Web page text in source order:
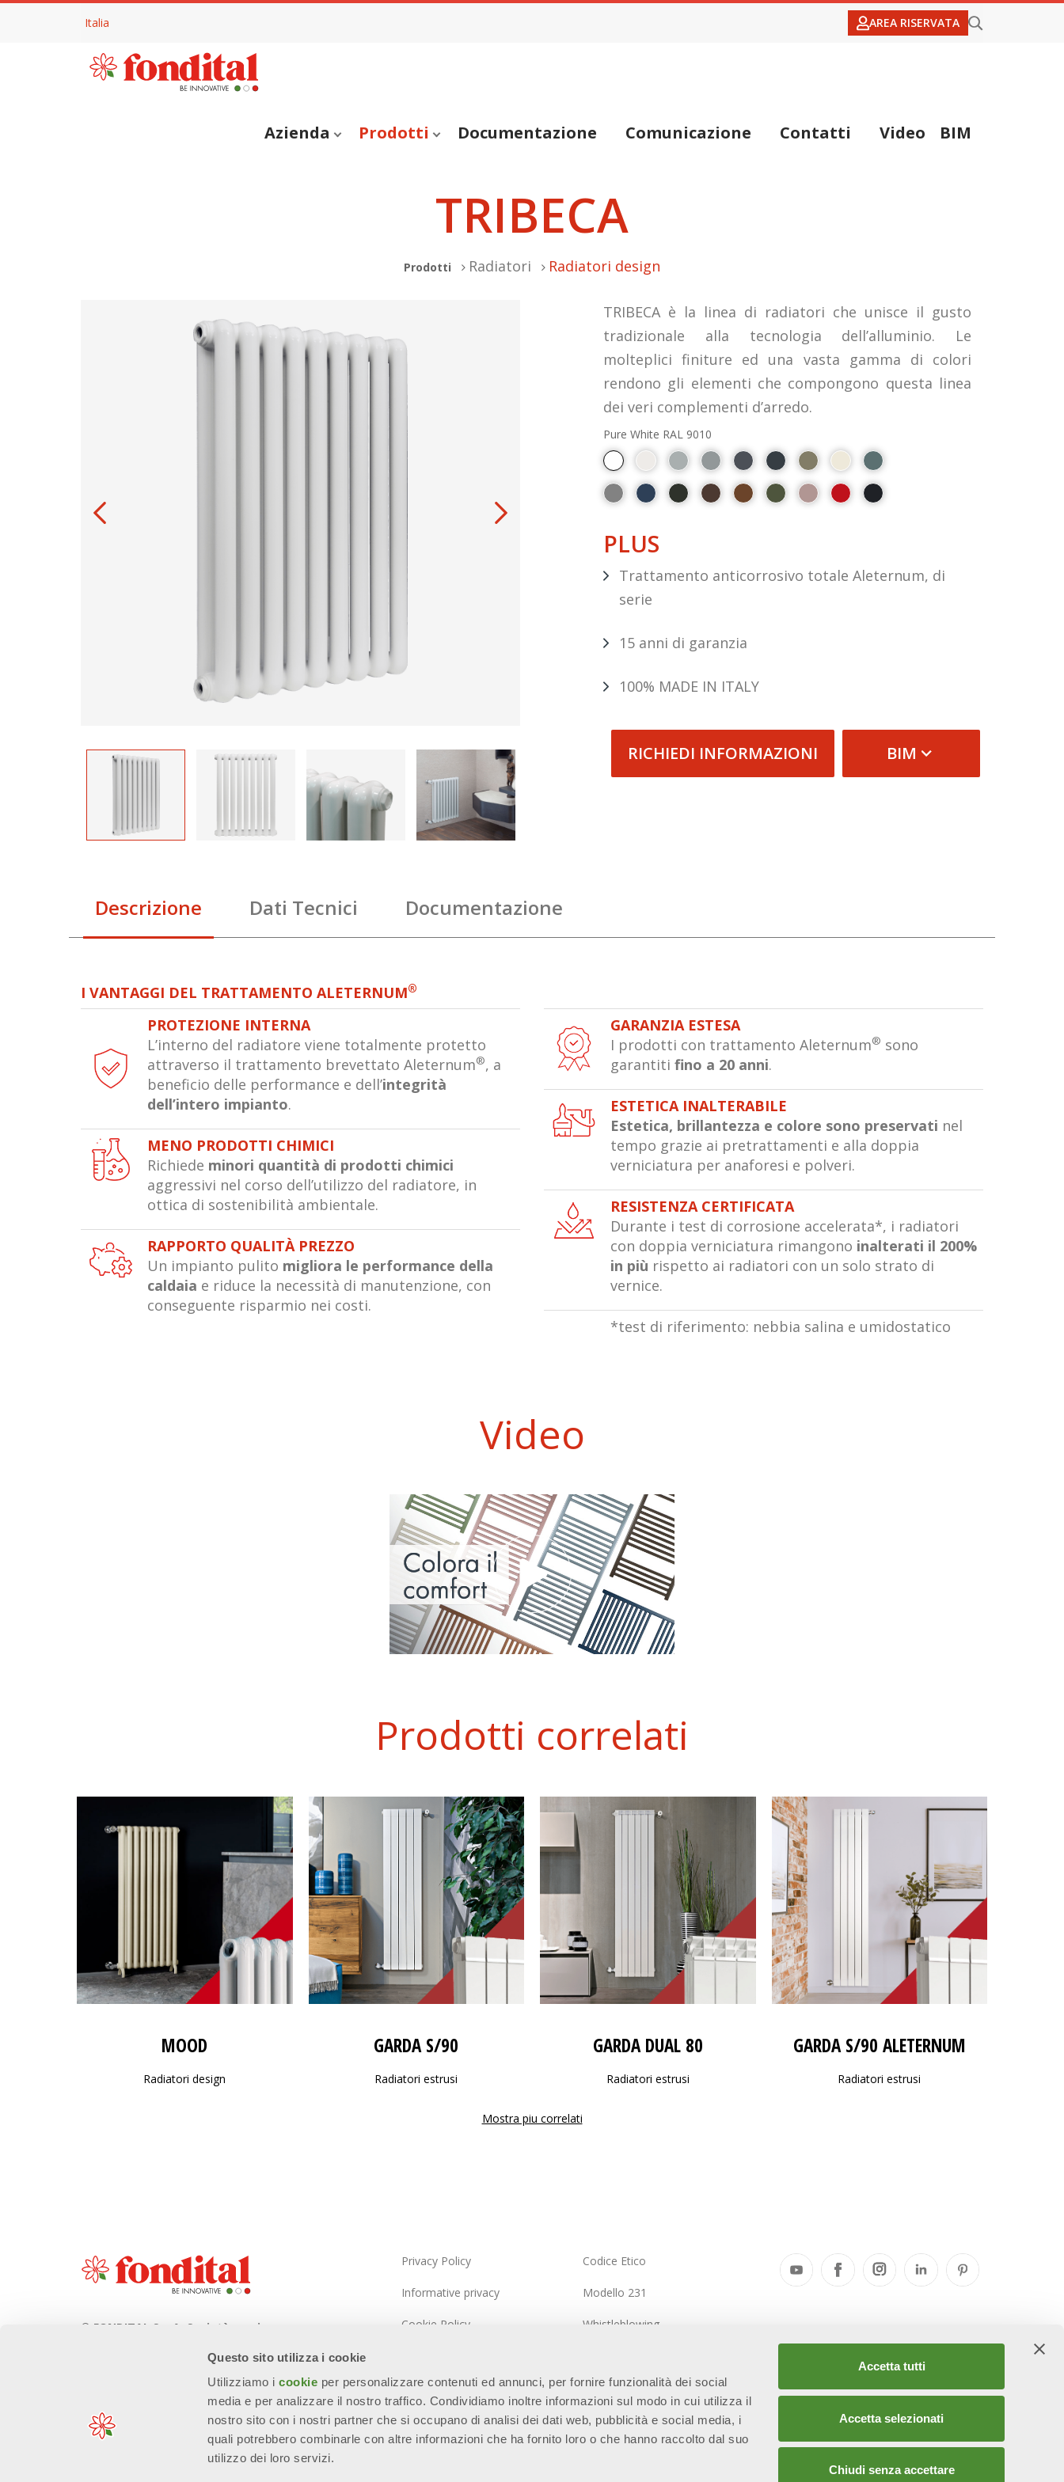
Questo sito utilizza i cookie
Utilizziamo icookie per personalizzare contenuti ed annunci, per fornire funzionalità dei social
media e per analizzare il nostro traffico. Condividiamo inoltre informazioni sul modo in cui utilizza il
nostro sito con i nostri partner che si occupano di analisi dei dati web, pubblicità e social media, i
quali potrebbero combinarle con altre informazioni che ha fornito loro o che hanno raccolto dal suo
utilizzo dei loro servizi.
Accetta tutti
Accetta selezionati
Chiudi senza accettare
Italia AREA RISERVATA
Azienda Prodotti Documentazione Comunicazione Contatti Video BIM
TRIBECA
Prodotti Radiatori Radiatori design
TRIBECA è la linea di radiatori che unisce il gusto
tradizionale alla tecnologia dell’alluminio. Le
molteplici finiture ed una vasta gamma di colori
rendono gli elementi che compongono questa linea
dei veri complementi d’arredo.
Pure White RAL 9010
PLUS
Trattamento anticorrosivo totale Aleternum, di
serie
15 anni di garanzia
100% MADE IN ITALY
RICHIEDI INFORMAZIONI BIM
Descrizione Dati Tecnici Documentazione
I VANTAGGI DEL TRATTAMENTO ALETERNUM®
PROTEZIONE INTERNA
L’interno del radiatore viene totalmente protetto
attraverso il trattamento brevettato Aleternum®, a
beneficio delle performance e dell’integrità
dell’intero impianto.
MENO PRODOTTI CHIMICI
Richiede minori quantità di prodotti chimici
aggressivi nel corso dell’utilizzo del radiatore, in
ottica di sostenibilità ambientale.
RAPPORTO QUALITÀ PREZZO
Un impianto pulito migliora le performance della
caldaia e riduce la necessità di manutenzione, con
conseguente risparmio nei costi.
GARANZIA ESTESA
I prodotti con trattamento Aleternum® sono
garantiti fino a 20 anni.
ESTETICA INALTERABILE
Estetica, brillantezza e colore sono preservati nel
tempo grazie ai pretrattamenti e alla doppia
verniciatura per anaforesi e polveri.
RESISTENZA CERTIFICATA
Durante i test di corrosione accelerata*, i radiatori
con doppia verniciatura rimangono inalterati il 200%
in più rispetto ai radiatori con un solo strato di
vernice.
*test di riferimento: nebbia salina e umidostatico
Video
Prodotti correlati
MOOD
Radiatori design
GARDA S/90
Radiatori estrusi
GARDA DUAL 80
Radiatori estrusi
GARDA S/90 ALETERNUM
Radiatori estrusi
Mostra piu correlati
© FONDITAL S.p.A. Società a unico
Sede Legale e Amministrativa
Via Cerreto, 40 - 25079 VOBARNO
Privacy Policy
Informative privacy
Cookie Policy
Mappa del Sito
Codice Etico
Modello 231
Whistleblowing